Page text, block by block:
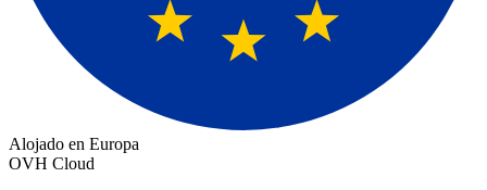
Alojado en Europa
OVH Cloud